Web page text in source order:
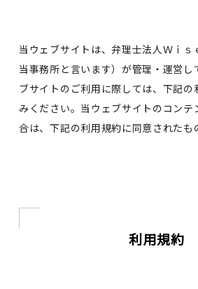
当ウェブサイトは、弁理士法人Ｗｉｓ
当事務所と言います）が管理・運営し
ブサイトのご利用に際しては、下記
みください。当ウェブサイトのコンテ
合は、下記の利用規約に同意されたも
利用規約